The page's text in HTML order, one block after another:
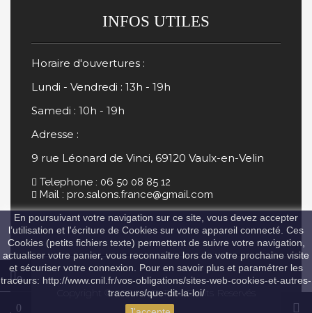
INFOS UTILES
Horaire d'ouvertures :
Lundi - Vendredi : 13h - 19h
Samedi : 10h - 19h
Adresse :
9 rue Léonard de Vinci, 69120 Vaulx-en-Velin
Telephone : 06 50 08 85 12
Mail : pro.salons.france@gmail.com
Copyright © 2024 A.D Tous Droits Reservés
En poursuivant votre navigation sur ce site, vous devez accepter
l’utilisation et l'écriture de Cookies sur votre appareil connecté. Ces
Cookies (petits fichiers texte) permettent de suivre votre navigation,
actualiser votre panier, vous reconnaitre lors de votre prochaine visite
et sécuriser votre connexion. Pour en savoir plus et paramétrer les
traceurs: http://www.cnil.fr/vos-obligations/sites-web-cookies-et-autres-
traceurs/que-dit-la-loi/
0
0